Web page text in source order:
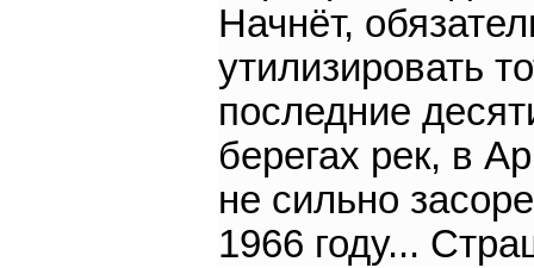
Начнёт,
утилизировать
последние
берегах рек, в
не сильно
1966 году...